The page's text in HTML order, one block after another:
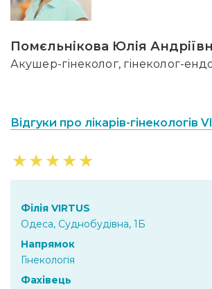
Помєльнікова Юлія
Акушер-гінеколог, гінеколог-
Відгуки про лікарів-гінекологів
★★★★★
Філія VIRTUS
Одеса, Суднобудівна, 1Б
Напрямок
Гінекологія
Фахівець